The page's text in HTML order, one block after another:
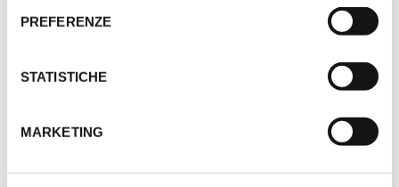
PREFERENZE
STATISTICHE
MARKETING